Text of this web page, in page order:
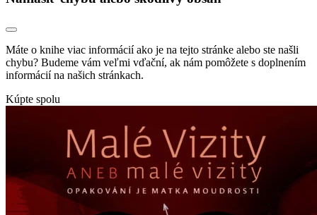
Máte o knihe viac informácií ako je na tejto stránke alebo ste našli
chybu? Budeme vám veľmi vďační, ak nám pomôžete s doplnením
informácií na našich stránkach.
Kúpte spolu